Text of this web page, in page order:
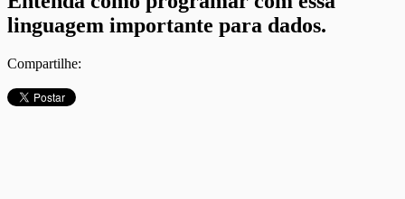
linguagem importante para dados.
Compartilhe: